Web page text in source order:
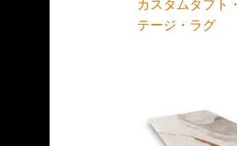
カスタムタフト
テージ・ラグ